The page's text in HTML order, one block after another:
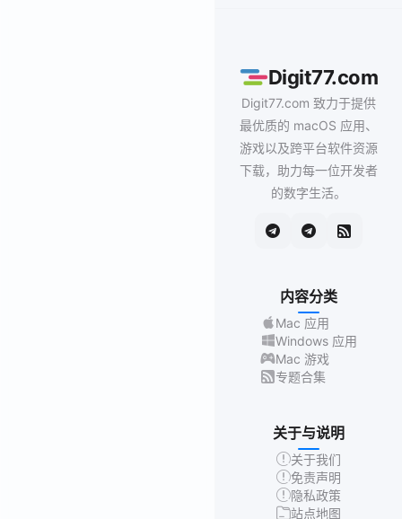
Digit77.com
Digit77.com 致力于提供
最优质的 macOS 应用、
游戏以及跨平台软件资源
下载，助力每一位开发者
的数字生活。
内容分类
Mac 应用
Windows 应用
Mac 游戏
专题合集
关于与说明
关于我们
免责声明
隐私政策
站点地图